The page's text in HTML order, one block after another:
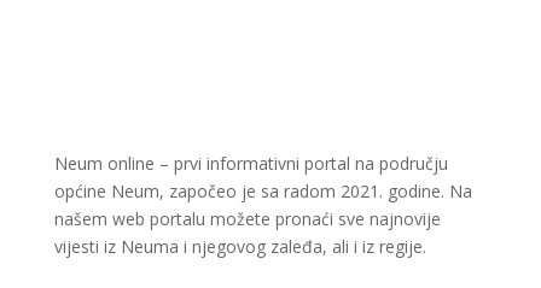
Neum online – prvi informativni portal na području
općine Neum, započeo je sa radom 2021. godine. Na
našem web portalu možete pronaći sve najnovije
vijesti iz Neuma i njegovog zaleđa, ali i iz regije.